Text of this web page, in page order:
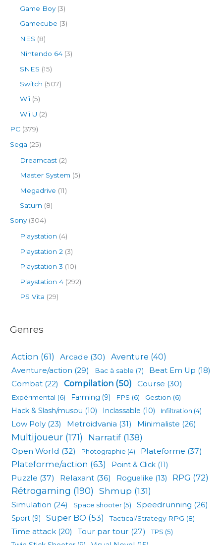
Game Boy(3)
Gamecube (3)
NES (8)
Nintendo 64 (3)
SNES (15)
Switch (507)
Wii (5)
Wii U (2)
PC (379)
Sega (25)
Dreamcast (2)
Master System (5)
Megadrive (11)
Saturn (8)
Sony(304)
Playstation (4)
Playstation 2 (3)
Playstation 3 (10)
Playstation 4 (292)
PS Vita (29)
Genres
Action (61) Arcade (30) Aventure (40)
Aventure/action (29) Bac à sable (7) Beat Em Up (18)
Combat (22) Compilation (50) Course (30)
Expérimental (6) Farming (9) FPS (6) Gestion (6)
Hack & Slash/musou (10) Inclassable (10) Infiltration (4)
Low Poly (23) Metroidvania (31) Minimaliste (26)
Multijoueur (171) Narratif(138)
Open World (32) Photographie (4) Plateforme (37)
Plateforme/action (63) Point & Click (11)
Puzzle (37) Relaxant (36) Roguelike (13) RPG (72)
Rétrogaming (190) Shmup (131)
Simulation (24) Space shooter (5) Speedrunning (26)
Sport (9) Super BO (53) Tactical/Strategy RPG (8)
Time attack (20) Tour par tour (27) TPS (5)